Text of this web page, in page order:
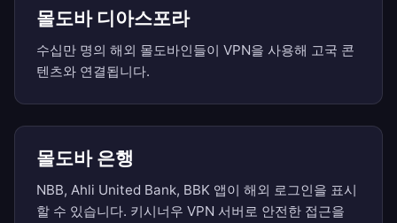
몰도바 디아스포라
수십만 명의 해외 몰도바인들이 VPN을 사용해 고국 콘
텐츠와 연결됩니다.
몰도바 은행
NBB, Ahli United Bank, BBK 앱이 해외 로그인을 표시
할 수 있습니다. 키시너우 VPN 서버로 안전한 접근을